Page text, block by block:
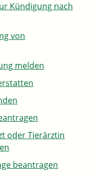
Kündigung nach
von
melden
oder Tierärztin
beantragen